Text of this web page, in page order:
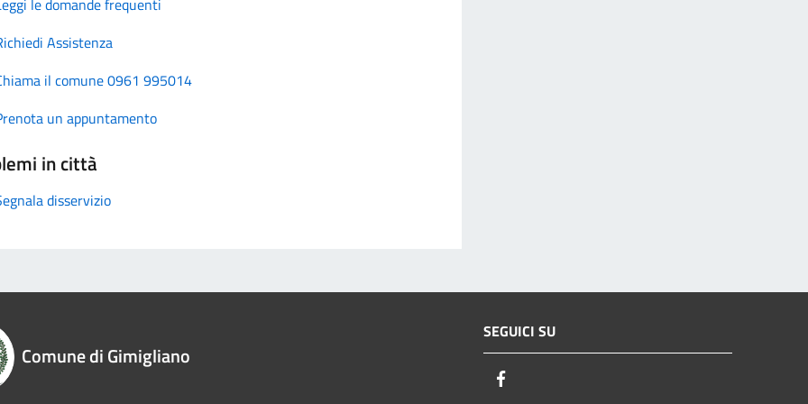
Assistenza
il comune 0961 995014
un appuntamento
in città
disservizio
Comune di Gimigliano
SEGUICI SU